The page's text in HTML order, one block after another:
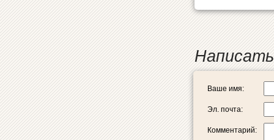
Ваше имя:
Эл. почта:
Комментарий: